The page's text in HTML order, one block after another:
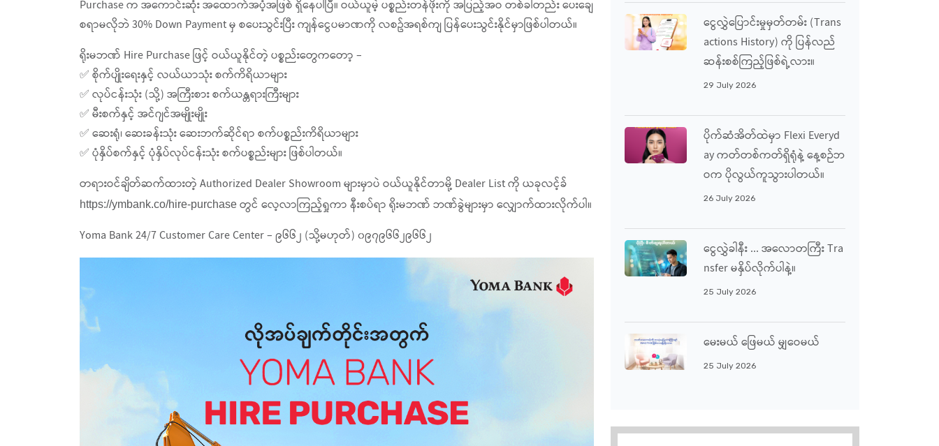
Purchase က အကောင်းဆုံး အထောက်အပံ့အဖြစ် ရှိနေပါပြီ။ ဝယ်ယူမဲ့ ပစ္စည်းတန်ဖိုးကို အပြည့်အဝ တစ်ခါတည်း ပေးချေ
စရာမလိုဘဲ 30% Down Payment မှ စပေးသွင်းပြီး ကျန်ငွေပမာဏကို လစဥ်အရစ်ကျ ပြန်ပေးသွင်းနိုင်မှာဖြစ်ပါတယ်။
ရိုးမဘဏ် Hire Purchase ဖြင့် ဝယ်ယူနိုင်တဲ့ ပစ္စည်းတွေကတော့ –
✅ စိုက်ပျိုးရေးနှင့် လယ်ယာသုံး စက်ကိရိယာများ
✅ လုပ်ငန်းသုံး (သို့) အကြီးစား စက်ယန္တရားကြီးများ
✅ မီးစက်နှင့် အင်ဂျင်အမျိုးမျိုး
✅ ဆေးရုံ၊ ဆေးခန်းသုံး ဆေးဘက်ဆိုင်ရာ စက်ပစ္စည်းကိရိယာများ
✅ ပုံနှိပ်စက်နှင့် ပုံနှိပ်လုပ်ငန်းသုံး စက်ပစ္စည်းများ ဖြစ်ပါတယ်။
တရားဝင်ချိတ်ဆက်ထားတဲ့ Authorized Dealer Showroom များမှာပဲ ဝယ်ယူနိုင်တာမို့ Dealer List ကို ယခုလင့်ခ်
https://ymbank.co/hire-purchase တွင် လေ့လာကြည့်ရှုကာ နီးစပ်ရာ ရိုးမဘဏ် ဘဏ်ခွဲများမှာ လျှောက်ထားလိုက်ပါ။
Yoma Bank 24/7 Customer Care Center – ၉၆၆၂ (သို့မဟုတ်) ၀၉၇၉၆၆၂၉၆၆၂
ငွေလွှဲပြောင်းမှုမှတ်တမ်း (Trans
Actions History) ကို ပြန်လည်
ဆန်းစစ်ကြည့်ဖြစ်ရဲ့လား။
29 July 2026
ပိုက်ဆံအိတ်ထဲမှာ Flexi Everyd
Ay ကတ်တစ်ကတ်ရှိရုံနဲ့ နေ့စဉ်ဘ
ဝက ပိုလွယ်ကူသွားပါတယ်။
26 July 2026
ငွေလွှဲခါနီး ... အလောတကြီး Tra
Nsfer မနှိပ်လိုက်ပါနဲ့။
25 July 2026
မေးမယ် ဖြေမယ် မျှဝေမယ်
25 July 2026